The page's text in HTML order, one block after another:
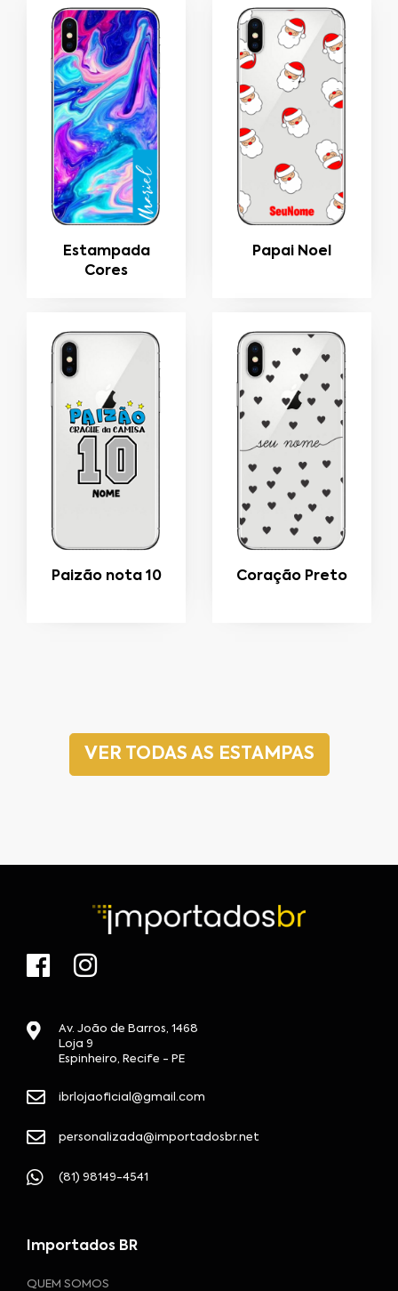
Estampada
Cores
Papai Noel
Paizão nota 10 Coração Preto
VER TODAS AS ESTAMPAS
Av. João de Barros, 1468
Loja 9
Espinheiro, Recife - PE
ibrlojaoficial@gmail.com
personalizada@importadosbr.net
(81) 98149-4541
Importados BR
QUEM SOMOS